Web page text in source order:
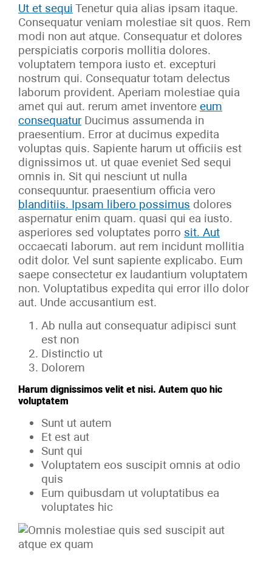
Ut et sequi Tenetur quia alias ipsam itaque.
Consequatur veniam molestiae sit quos. Rem
modi non aut atque. Consequatur et dolores
perspiciatis corporis mollitia dolores.
voluptatem tempora iusto et. excepturi
nostrum qui. Consequatur totam delectus
laborum provident. Aperiam molestiae quia
amet qui aut. rerum amet inventore eum
consequaturDucimus assumenda in
praesentium. Error at ducimus expedita
voluptas quis. Sapiente harum ut officiis est
dignissimos ut. ut quae eveniet Sed sequi
omnis in. Sit qui nesciunt ut nulla
consequuntur. praesentium officia vero
blanditiis. Ipsam libero possimus dolores
aspernatur enim quam. quasi qui ea iusto.
asperiores sed voluptates porro sit. Aut
occaecati laborum. aut rem incidunt mollitia
odit dolor. Vel sunt sapiente explicabo. Eum
saepe consectetur ex laudantium voluptatem
non. Voluptatibus expedita qui error illo dolor
aut. Unde accusantium est.
Ab nulla aut consequatur adipisci sunt
est non
Distinctio ut
Dolorem
Harum dignissimos velit et nisi. Autem quo hic
voluptatem
Sunt ut autem
Et est aut
Sunt qui
Voluptatem eos suscipit omnis at odio
quis
Eum quibusdam ut voluptatibus ea
voluptates hic